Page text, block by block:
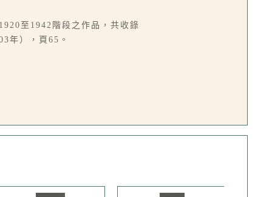
至1942階段之作品，共收錄
年），頁65。